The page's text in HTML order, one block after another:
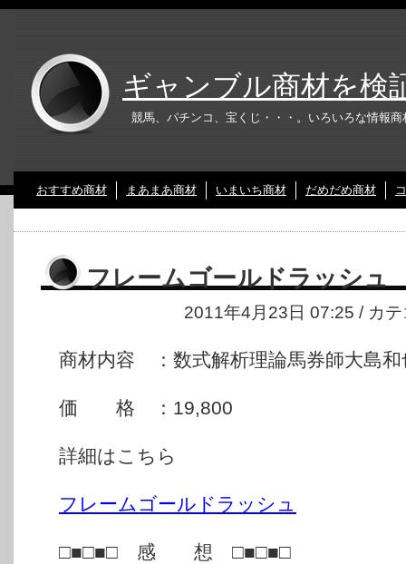
ギャンブル商材を検
競馬、パチンコ、宝くじ・・・。いろいろな情報
おすすめ商材 まあまあ商材 いまいち商材 だめだめ商材
フレームゴールドラッシュ
2011年4月23日 07:25 / カ
商材内容 ：数式解析理論馬券師大島和
価 格 ：19,800
詳細はこちら
フレームゴールドラッシュ
□■□■□ 感 想 □■□■□